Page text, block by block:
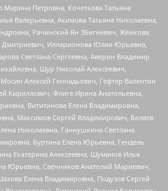
Петровна, Кочеткова Татьяна
Валерьевна, Акимова Татьяна Николаевна,
Рачинский Ян Збигневич, Жемкова
Дмитриевич, Илларионова Юлия Юрьевна,
Светлана Сергеевна, Аверин Владимир
Щур Николай Алексеевич,
Алексей Геннадьевич, Гефтер Валентин
Кириллович, Флиге Ирина Анатольевна,
Вититинова Елена Владимировна,
Максимов Сергей Владимирович, Беляев
Николаевна, Ганнушкина Светлана
Буртина Елена Юрьевна, Гендель
Екатерина Алексеевна, Шуманов Илья
Юрьевна, Свечников Анатолий Мариевич,
Елена Владимировна, Подузов Сергей